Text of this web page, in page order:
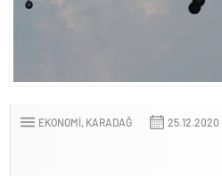
EKONOMİ KARADAĞ 25.12.2020